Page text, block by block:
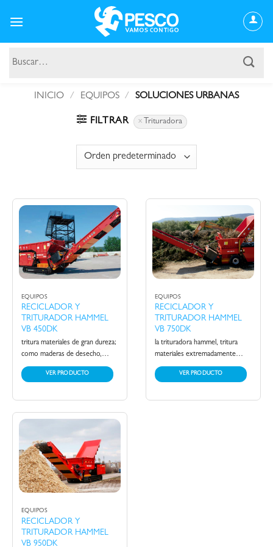
Buscar
INICIO / EQUIPOS / SOLUCIONES URBANAS
FILTRAR Trituradora
EQUIPOS
RECICLADOR Y
TRITURADOR HAMMEL
VB 450DK
tritura materiales de gran dureza;
como maderas de desecho,
durmientes de ferrocarril,
residuos orgánicos, residuos
vehículos de desarmados, etc.
trabaja con dos ejes paralelos de
obtener un bajo mantenimiento
y excelente rendimiento con
distintos tipos de materiales.
VER PRODUCTO
EQUIPOS
RECICLADOR Y
TRITURADOR HAMMEL
VB 750DK
la trituradora hammel, tritura
materiales extremadamente
difíciles como lo son; maderas de
desecho, durmientes de
verdes, poda y ramas, residuos
VER PRODUCTO
EQUIPOS
RECICLADOR Y
TRITURADOR HAMMEL
VB 950DK